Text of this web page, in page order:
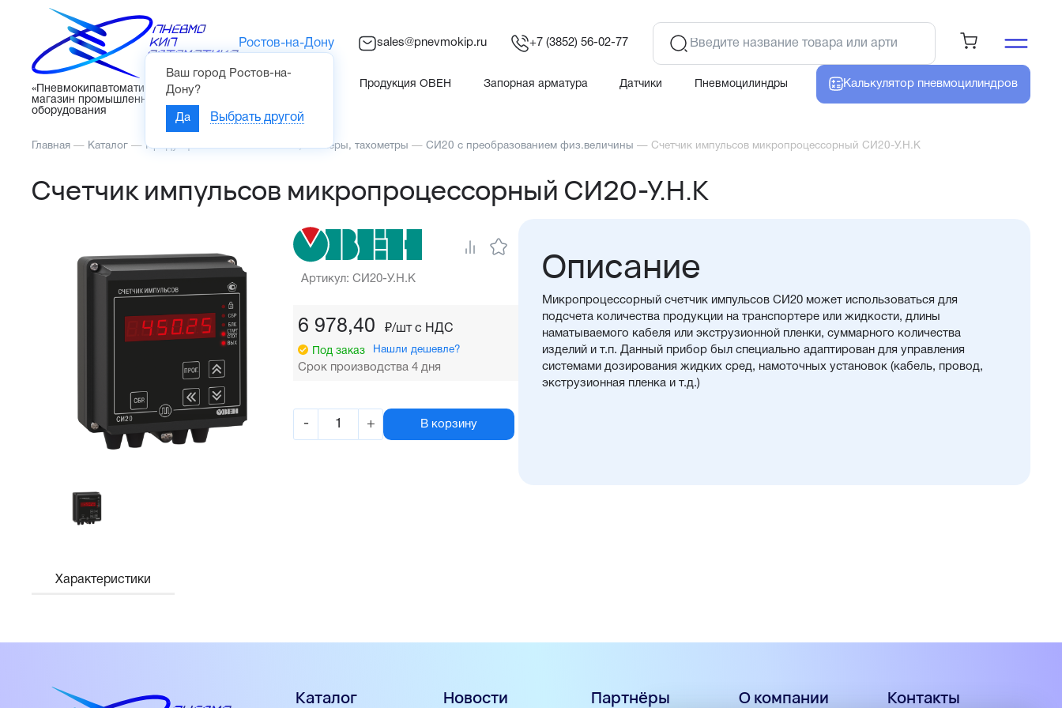
«Пневмокипавтоматика» – интернет-
магазин промышленного
оборудования
Ростов-на-Дону
Ваш город Ростов-на-
Дону?
Да Выбрать другой
sales@pnevmokip.ru +7 (3852) 56-02-77
Продукция ОВЕН Запорная арматура Датчики Пневмоцилиндры Калькулятор пневмоцилиндров
Главная — Каталог — Продукция ОВЕН —Счетчики, таймеры, тахометры — СИ20 с преобразованием физ.величины — Счетчик импульсов микропроцессорный СИ20-У.Н.К
Счетчик импульсов микропроцессорный СИ20-У.Н.К
Артикул: СИ20-У.Н.К
6 978,40 ₽/шт c НДС
Под заказ Нашли дешевле?
Срок производства 4 дня
- + В корзину
Описание
Микропроцессорный счетчик импульсов СИ20 может использоваться для
подсчета количества продукции на транспортере или жидкости, длины
наматываемого кабеля или экструзионной пленки, суммарного количества
изделий и т.п. Данный прибор был специально адаптирован для управления
системами дозирования жидких сред, намоточных установок (кабель, провод,
экструзионная пленка и т.д.)
Характеристики
Каталог Новости Партнёры О компании Контакты